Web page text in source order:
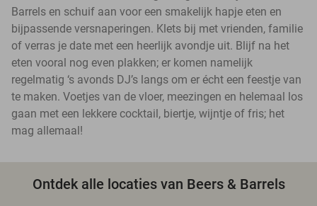
Barrels en schuif aan voor een smakelijk hapje eten en
bijpassende versnaperingen. Klets bij met vrienden, familie
of verras je date met een heerlijk avondje uit. Blijf na het
eten vooral nog even plakken; er komen namelijk
regelmatig ‘s avonds DJ’s langs om er écht een feestje van
te maken. Voetjes van de vloer, meezingen en helemaal los
gaan met een lekkere cocktail, biertje, wijntje of fris; het
mag allemaal!
Ontdek alle locaties van Beers & Barrels